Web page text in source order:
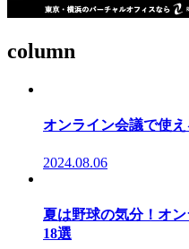
column
オンライン会議で使
2024.08.06
夏は野球の気分！オ
18選